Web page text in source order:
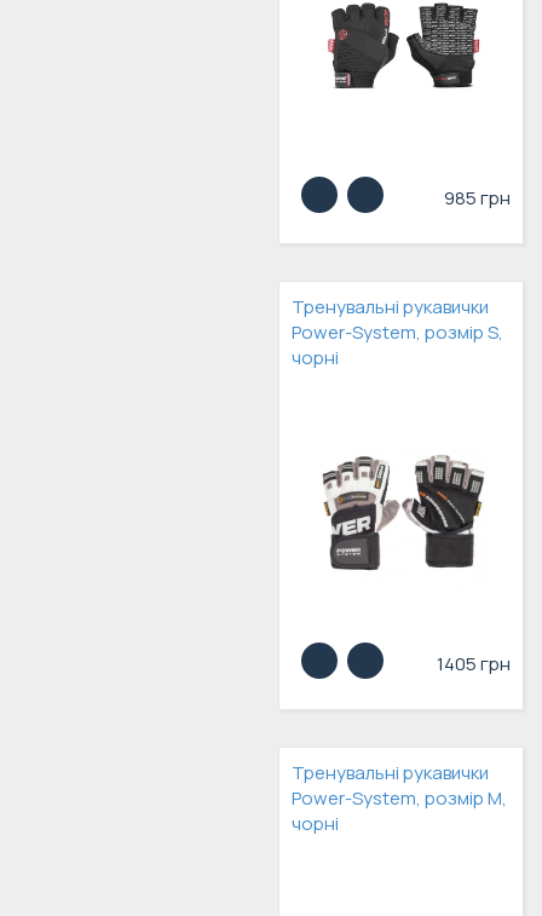
985 грн
Тренувальні рукавички
Power-System, розмір S,
чорні
1405 грн
Тренувальні рукавички
Power-System, розмір M,
чорні